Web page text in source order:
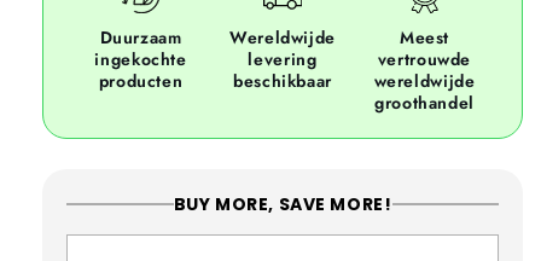
Duurzaam
ingekochte
producten
Wereldwijde
levering
beschikbaar
Meest
vertrouwde
wereldwijde
groothandel
BUY MORE, SAVE MORE!